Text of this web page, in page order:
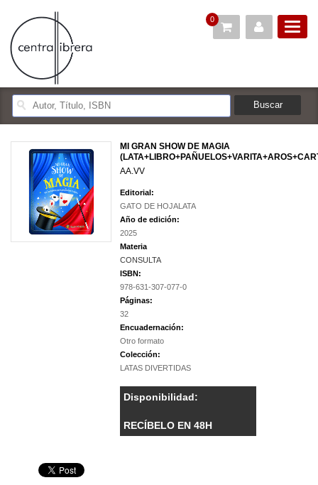
0
MI GRAN SHOW DE MAGIA
AA.VV
Editorial:
GATO DE HOJALATA
Año de edición:
2025
Materia
CONSULTA
ISBN:
978-631-307-077-0
Páginas:
32
Encuadernación:
Otro formato
Colección:
LATAS DIVERTIDAS
Disponibilidad:
RECÍBELO EN 48H